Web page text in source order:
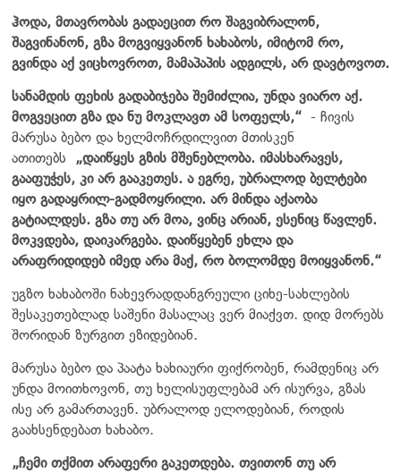
ჰოდა, მთავრობას გადაეცით რო შაგვიბრალონ,
შაგვინანონ, გზა მოგვიყვანონ ხახაბოს, იმიტომ რო,
გვინდა აქ ვიცხოვროთ, მამაპაპის ადგილს, არ დავტოვოთ.
სანამდის ფეხის გადაბიჯება შემიძლია, უნდა ვიარო აქ.
მოგვეცით გზა და ნუ მოკლავთ ამ სოფელს,“ - ჩივის
მარუსა ბებო და ხელმოჩრდილვით მთისკენ
ათითებს
„დაიწყეს გზის მშენებლობა. იმასხარავეს,
გააფუჭეს, კი არ გააკეთეს. ა ეგრე, უბრალოდ ბელტები
იყო გადაყრილ-გადმოყრილი. არ მინდა აქაობა
გატიალდეს. გზა თუ არ მოა, ვინც არიან, ესენიც წავლენ.
მოკვდება, დაიკარგება. დაიწყებენ ეხლა და
არაფრიდიდებ იმედ არა მაქ, რო ბოლომდე მოიყვანონ.“
უგზო ხახაბოში ნახევრადდანგრეული ციხე-სახლების
შესაკეთებლად საშენი მასალაც ვერ მიაქვთ. დიდ მორებს
შორიდან ზურგით ეზიდებიან.
მარუსა ბებო და პაატა ხახიაური ფიქრობენ, რამდენიც არ
უნდა მოითხოვონ, თუ ხელისუფლებამ არ ისურვა, გზას
ისე არ გამართავენ. უბრალოდ ელოდებიან, როდის
გაახსენდებათ ხახაბო.
„ჩემი თქმით არაფერი გაკეთდება. თვითონ თუ არ